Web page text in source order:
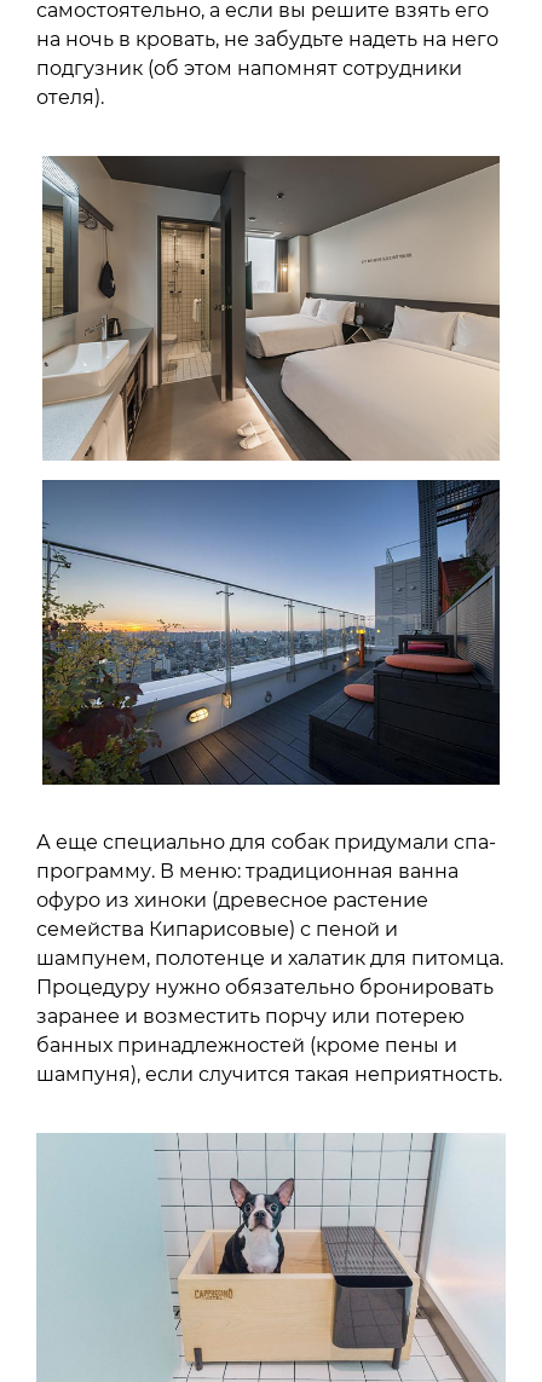
самостоятельно, а если вы решите взять его
на ночь в кровать, не забудьте надеть на него
подгузник (об этом напомнят сотрудники
отеля).
А еще специально для собак придумали спа-
программу. В меню: традиционная ванна
офуро из хиноки (древесное растение
семейства Кипарисовые) с пеной и
шампунем, полотенце и халатик для питомца.
Процедуру нужно обязательно бронировать
заранее и возместить порчу или потерею
банных принадлежностей (кроме пены и
шампуня), если случится такая неприятность.